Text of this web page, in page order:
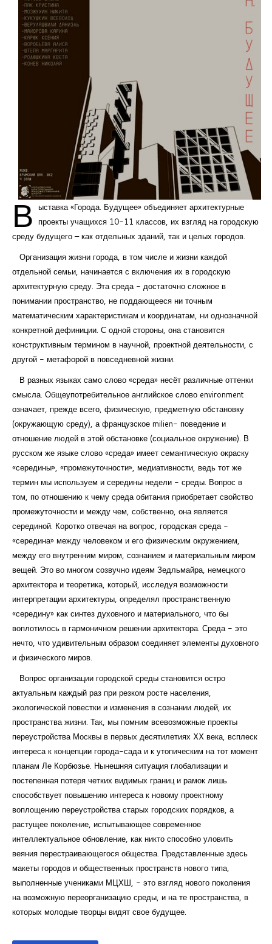
В ыставка «Города. Будущее» объединяет архитектурные
проекты учащихся 10-11 классов, их взгляд на городскую
среду будущего – как отдельных зданий, так и целых городов.
Организация жизни города, в том числе и жизни каждой
отдельной семьи, начинается с включения их в городскую
архитектурную среду. Эта среда - достаточно сложное в
понимании пространство, не поддающееся ни точным
математическим характеристикам и координатам, ни однозначной
конкретной дефиниции. С одной стороны, она становится
конструктивным термином в научной, проектной деятельности, с
другой - метафорой в повседневной жизни.
В разных языках само слово «среда» несёт различные оттенки
смысла. Общеупотребительное английское слово environment
означает, прежде всего, физическую, предметную обстановку
(окружающую среду), а французское milien- поведение и
отношение людей в этой обстановке (социальное окружение). В
русском же языке слово «среда» имеет семантическую окраску
«середины», «промежуточности», медиативности, ведь тот же
термин мы используем и середины недели - среды. Вопрос в
том, по отношению к чему среда обитания приобретает свойство
промежуточности и между чем, собственно, она является
серединой. Коротко отвечая на вопрос, городская среда -
«середина» между человеком и его физическим окружением,
между его внутренним миром, сознанием и материальным миром
вещей. Это во многом созвучно идеям Зедльмайра, немецкого
архитектора и теоретика, который, исследуя возможности
интерпретации архитектуры, определял пространственную
«середину» как синтез духовного и материального, что бы
воплотилось в гармоничном решении архитектора. Среда - это
нечто, что удивительным образом соединяет элементы духовного
и физического миров.
Вопрос организации городской среды становится остро
актуальным каждый раз при резком росте населения,
экологической повестки и изменения в сознании людей, их
пространства жизни. Так, мы помним всевозможные проекты
переустройства Москвы в первых десятилетиях XX века, всплеск
интереса к концепции города-сада и к утопическим на тот момент
планам Ле Корбюзье. Нынешняя ситуация глобализации и
постепенная потеря четких видимых границ и рамок лишь
способствует повышению интереса к новому проектному
воплощению переустройства старых городских порядков, а
растущее поколение, испытывающее современное
интеллектуальное обновление, как никто способно уловить
веяния перестраивающегося общества. Представленные здесь
макеты городов и общественных пространств нового типа,
выполненные учениками МЦХШ, - это взгляд нового поколения
на возможную переорганизацию среды, и на те пространства, в
которых молодые творцы видят свое будущее.